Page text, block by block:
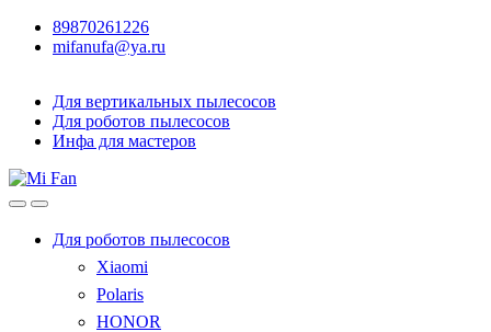
89870261226
mifanufa@ya.ru
Для вертикальных пылесосов
Для роботов пылесосов
Инфа для мастеров
Для роботов пылесосов
Xiaomi
Polaris
HONOR